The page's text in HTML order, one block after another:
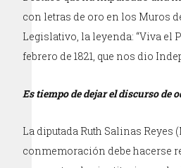
con letras de oro en los Muros
Legislativo, la leyenda: “Viva el
febrero de 1821, que nos dio
Es tiempo de dejar el discurso de
La diputada Ruth Salinas Reyes
conmemoración debe hacerse